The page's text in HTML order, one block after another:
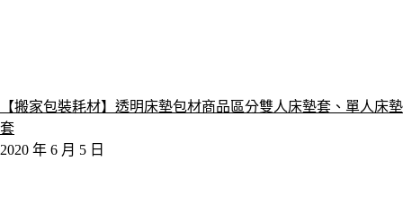
【搬家包裝耗材】透明床墊包材商品區分雙人床墊套、單人床墊
套
2020 年 6 月 5 日